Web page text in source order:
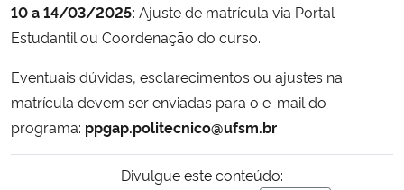
Planalto
10 a 14/03/2025: Ajuste de matrícula via Portal
Estudantil ou Coordenação do curso.
Eventuais dúvidas, esclarecimentos ou ajustes na
matrícula devem ser enviadas para o e-mail do
programa: ppgap.politecnico@ufsm.br
Divulgue este conteúdo: